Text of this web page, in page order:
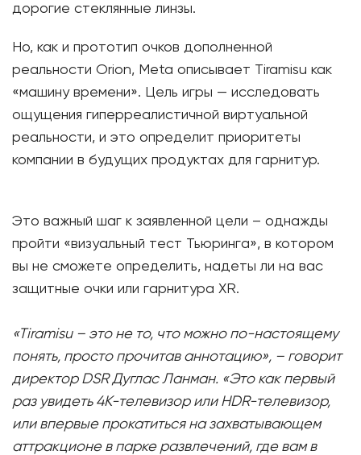
дорогие стеклянные линзы.
Но, как и прототип очков дополненной
реальности Orion, Meta описывает Tiramisu как
«машину времени». Цель игры — исследовать
ощущения гиперреалистичной виртуальной
реальности, и это определит приоритеты
компании в будущих продуктах для гарнитур.
Это важный шаг к заявленной цели – однажды
пройти «визуальный тест Тьюринга», в котором
вы не сможете определить, надеты ли на вас
защитные очки или гарнитура XR.
«Tiramisu – это не то, что можно по-настоящему
понять, просто прочитав аннотацию», – говорит
директор DSR Дуглас Ланман. «Это как первый
раз увидеть 4K-телевизор или HDR-телевизор,
или впервые прокатиться на захватывающем
аттракционе в парке развлечений, где вам в